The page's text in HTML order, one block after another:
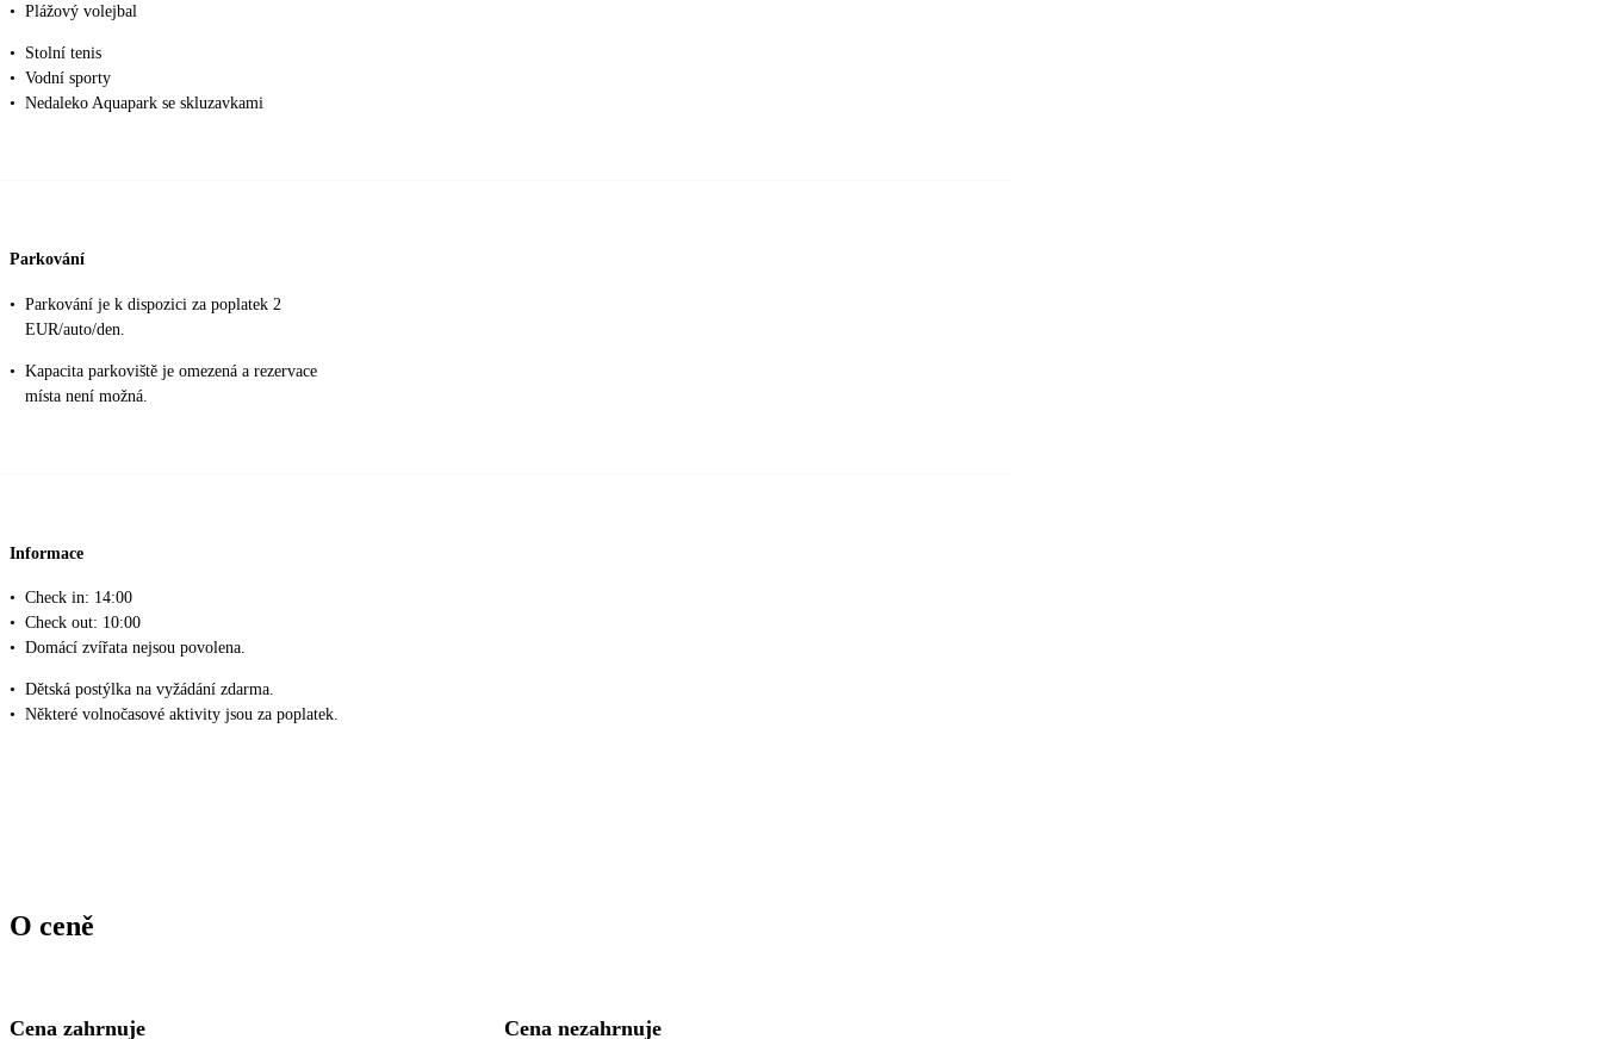
• Plážový volejbal
•
Stolní tenis
• Vodní sporty
• Nedaleko Aquapark se skluzavkami
Parkování
• Parkování je k dispozici za poplatek 2
EUR/auto/den.
• Kapacita parkoviště je omezená a rezervace
místa není možná.
Informace
• Check in: 14:00
• Check out: 10:00
• Domácí zvířata nejsou povolena.
• Dětská postýlka na vyžádání zdarma.
• Některé volnočasové aktivity jsou za poplatek.
O ceně
Cena zahrnuje Cena nezahrnuje